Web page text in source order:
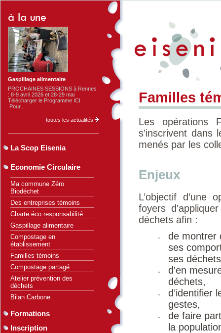
Gaspillage alimentaire
PROCHAINES SESSIONS à Rennes
: 8-9 avril 2026 et 28-29 mai
Télécharger le Programme ICI
Pour...
toutes les actualités
La Scop Eisenia
Economie Circulaire
Ma commune Zéro
Biodéchet
Des entreprises témoins
Charte éco responsabilité
Gaspillage alimentaire
Compostage en
établissement
Familles témoins
Compostage partagé
Atelier prévention des
déchets
Bilan Carbone
Formations
Inscription
Familles
Les opérations
s'inscrivent dans
menés par les
Enjeux
L’objectif d’une
foyers
déchets afin :
de montrer
ses
ses
d'en
déchets,
d’identifier
gestes,
de faire
la